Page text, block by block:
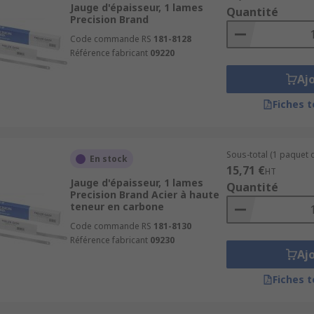
constamment parallèles
vers la pointe
pointe pour un accès plus facile dans la plupart des
pas connectées dans un jeu et chaque extrémité peut
Jauge d'épaisseur, 1 lames
Precision Brand
Code commande RS 181-8128
Référence fabricant 09220
Quantité
Fiches
En stock
Jauge d'épaisseur, 1 lames
Precision Brand Acier à haute
teneur en carbone
Code commande RS 181-8130
Référence fabricant 09230
Sous-total (1 paquet
15,71 €HT
Quantité
Fiches